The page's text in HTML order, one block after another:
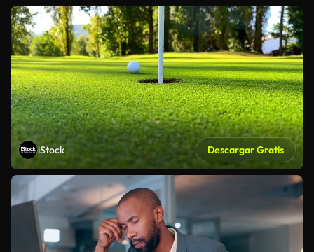
iStock Descargar Gratis